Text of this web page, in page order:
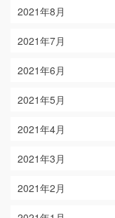
2021年8月
2021年7月
2021年6月
2021年5月
2021年4月
2021年3月
2021年2月